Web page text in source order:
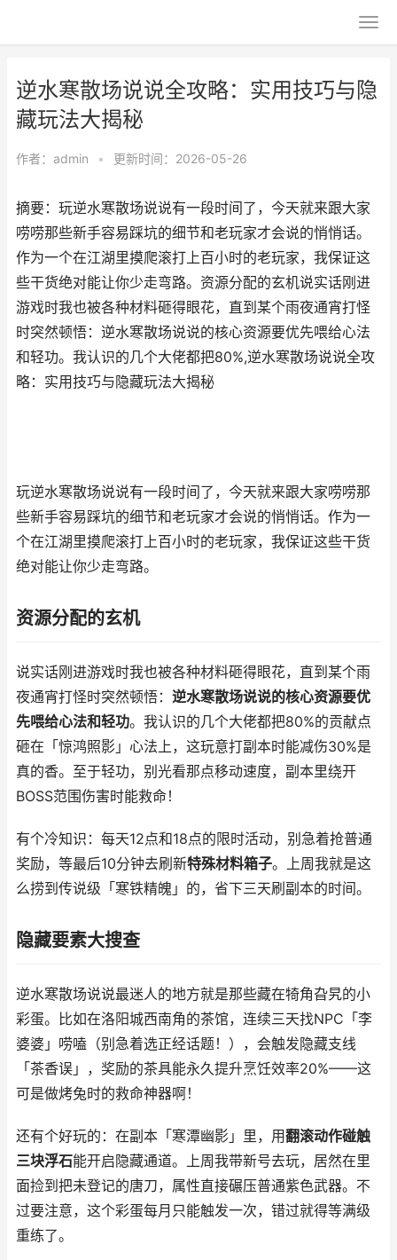
逆水寒散场说说全攻略：实用技巧与隐
藏玩法大揭秘
作者： admin • 更新时间：2026-05-26
摘要：玩逆水寒散场说说有一段时间了，今天就来跟大家
唠唠那些新手容易踩坑的细节和老玩家才会说的悄悄话。
作为一个在江湖里摸爬滚打上百小时的老玩家，我保证这
些干货绝对能让你少走弯路。资源分配的玄机说实话刚进
游戏时我也被各种材料砸得眼花，直到某个雨夜通宵打怪
时突然顿悟：逆水寒散场说说的核心资源要优先喂给心法
和轻功。我认识的几个大佬都把80%,逆水寒散场说说全攻
略：实用技巧与隐藏玩法大揭秘
玩逆水寒散场说说有一段时间了，今天就来跟大家唠唠那
些新手容易踩坑的细节和老玩家才会说的悄悄话。作为一
个在江湖里摸爬滚打上百小时的老玩家，我保证这些干货
绝对能让你少走弯路。
资源分配的玄机
说实话刚进游戏时我也被各种材料砸得眼花，直到某个雨
夜通宵打怪时突然顿悟： 逆水寒散场说说的核心资源要优
先喂给心法和轻功。我认识的几个大佬都把80%的贡献点
砸在「惊鸿照影」心法上，这玩意打副本时能减伤30%是
真的香。至于轻功，别光看那点移动速度，副本里绕开
BOSS范围伤害时能救命！
有个冷知识：每天12点和18点的限时活动，别急着抢普通
奖励，等最后10分钟去刷新特殊材料箱子。上周我就是这
么捞到传说级「寒铁精魄」的，省下三天刷副本的时间。
隐藏要素大搜查
逆水寒散场说说最迷人的地方就是那些藏在犄角旮旯的小
彩蛋。比如在洛阳城西南角的茶馆，连续三天找NPC「李
婆婆」唠嗑（别急着选正经话题！），会触发隐藏支线
「茶香误」，奖励的茶具能永久提升烹饪效率20%——这
可是做烤兔时的救命神器啊！
还有个好玩的：在副本「寒潭幽影」里，用翻滚动作碰触
三块浮石能开启隐藏通道。上周我带新号去玩，居然在里
面捡到把未登记的唐刀，属性直接碾压普通紫色武器。不
过要注意，这个彩蛋每月只能触发一次，错过就得等满级
重练了。